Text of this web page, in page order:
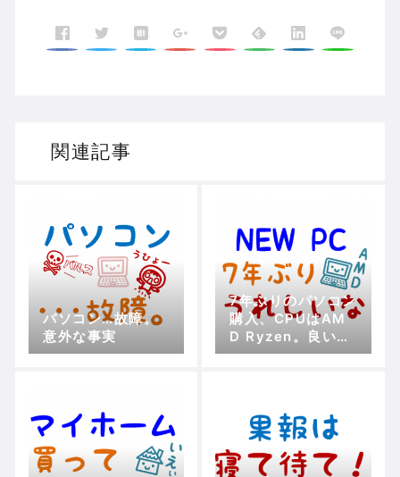
関連記事
パソコン…故障。
意外な事実
7年ぶりのパソコン
購入、CPUはAM
D Ryzen。良いで
す。